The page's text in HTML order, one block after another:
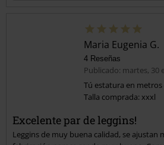
Enviar comentario
Maria Eugenia G.
4 Reseñas
Publicado: martes, 30
Tú estatura en metros
Talla comprada: xxxl
Excelente par de leggins!
Leggins de muy buena calidad, se ajustan